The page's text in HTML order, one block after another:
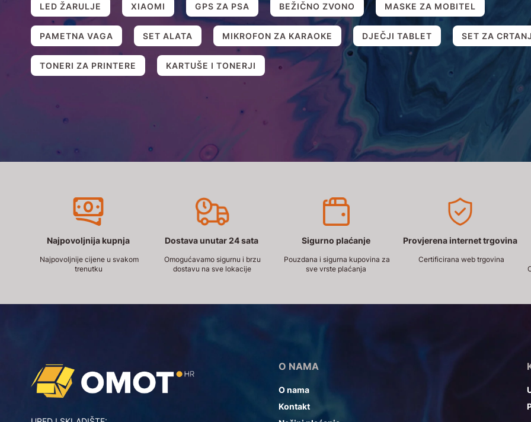
LED ŽARULJE XIAOMI GPS ZA PSA BEŽIČNO ZVONO MASKE ZA MOBITEL
PAMETNA VAGA SET ALATA MIKROFON ZA KARAOKE DJEČJI TABLET SET ZA
TONERI ZA PRINTERE KARTUŠE I TONERJI
Najpovoljnija kupnja
Najpovoljnije cijene u svakom
trenutku
Dostava unutar 24 sata
Omogućavamo sigurnu i brzu
dostavu na sve lokacije
Sigurno plaćanje
Pouzdana i sigurna kupovina za
sve vrste plaćanja
Provjerena internet trgovina
Certificirana web trgovina
O NAMA
O nama
Kontakt